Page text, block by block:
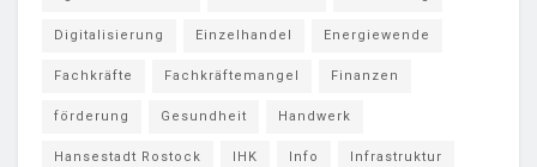
Digitalisierung Einzelhandel Energiewende
Fachkräfte Fachkräftemangel Finanzen
förderung Gesundheit Handwerk
Hansestadt Rostock IHK Info Infrastruktur